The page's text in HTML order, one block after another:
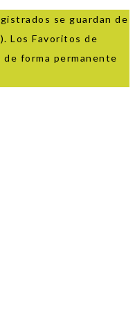
se guardan de
Los Favoritos de
forma permanente